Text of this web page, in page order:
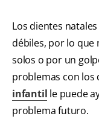
Los dientes
débiles, por lo que
solos o por un
problemas con
infantil le puede
problema futuro.